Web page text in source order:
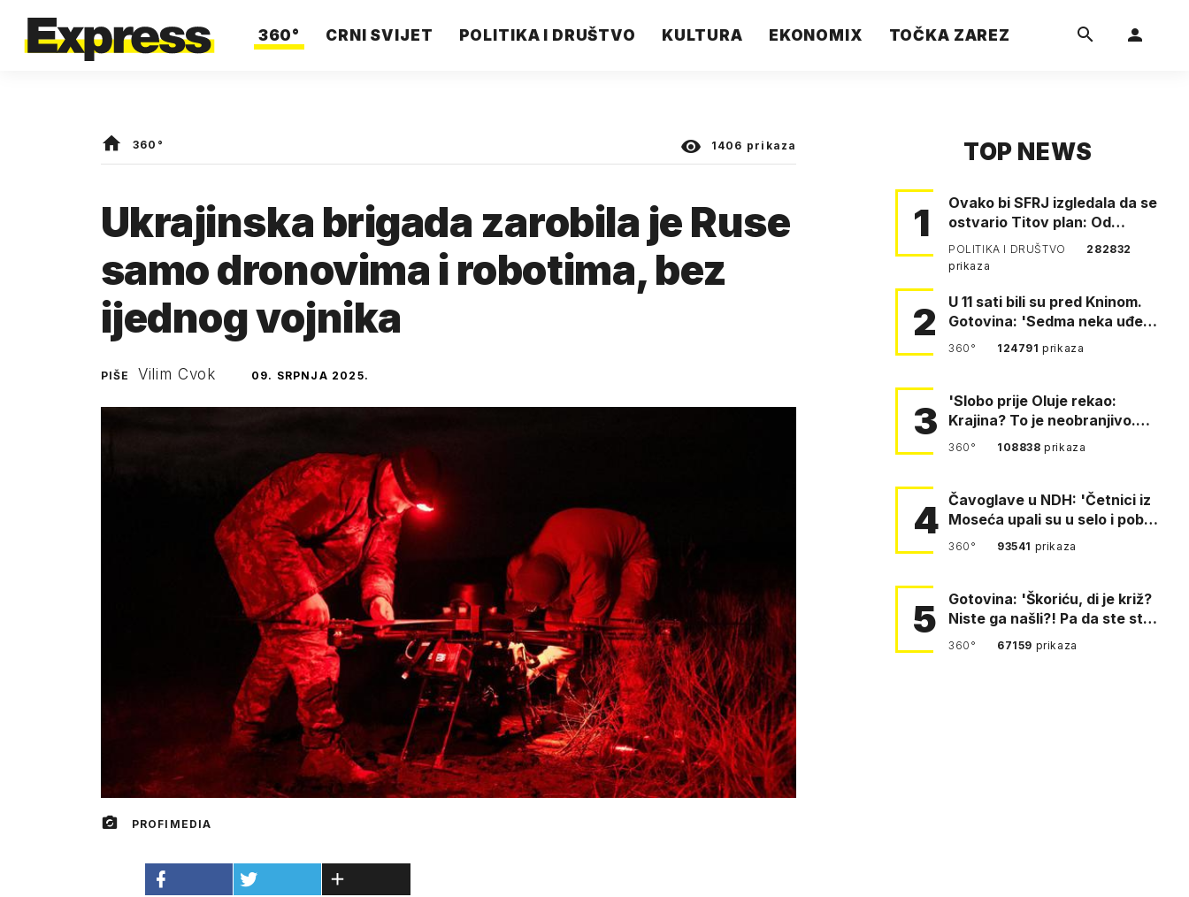
360° CRNI SVIJET POLITIKA I DRUŠTVO KULTURA EKONOMIX TOČKA ZAREZ
360° 1406 prikaza
Ukrajinska brigada zarobila je Ruse
samo dronovima i robotima, bez
ijednog vojnika
PIŠE Vilim Cvok 09. SRPNJA 2025.
PROFIMEDIA
TOP NEWS
1
Ovako bi SFRJ izgledala da se
ostvario Titov plan: Od
Klagenfurta do Istanbula!
POLITIKA I DRUŠTVO
282832
prikaza
2
U 11 sati bili su pred Kninom.
Gotovina: 'Sedma neka uđe,
4. gardijska neka g…
360° 124791prikaza
3
'Slobo prije Oluje rekao:
Krajina? To je neobranjivo.
Tuđmana zvao Krivousti'
360° 108838prikaza
4 Čavoglave u NDH: 'Četnici iz
Moseća upali su u selo i pobili
obitelj Perković'
360° 93541 prikaza
5
Gotovina: 'Škoriću, di je križ?
Niste ga našli?! Pa da ste stali
i pitali fratr…
360° 67159 prikaza